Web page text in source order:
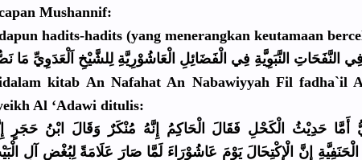
Mushannif:
hadits-hadits (yang menerangkan keutamaan
فِي النَّفَحَاتِ النَّبَوِيَّةِ فِي الْفَضَائِلِ الْعَاشُوْرِيَّةِ لِلشَّيْخِ اَلْعَدَوِيِّ مَا
kitab An Nafahat An NabawiyyahFil fadha`il
Al ‘Adawi ditulis:
أَمَّا حَدِيْثُ الْكَحْلِ فَقَالَ الْحَاكِمُ إِنَّهُ مُنْكَرٌ وَقَالَ ابْنُ حَجَرٍ
َّةِ إِنَّ الْإِكْتِحَالَ يَوْمَ عَاشُوْرَاءَ لَمَّا صَارَ عَلَامَةً لِبُغْضِ آلِ